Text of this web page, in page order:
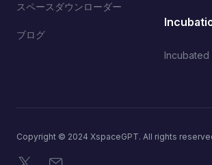
スペースダウンローダー
ブログ
Incubated
Copyright © 2024 XspaceGPT. All rights
X メール